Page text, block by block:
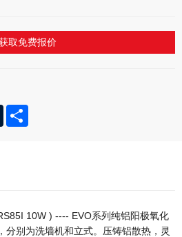
取免费报价
TumblrShare
10W ) ---- EVO系列纯铝阳极氧化
分别为洗墙机和立式。压铸铝散热，灵